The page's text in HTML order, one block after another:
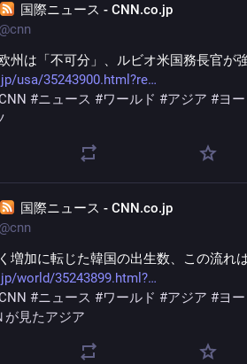
国際ニュース - CNN.co.jp
@cnn
州は「不可分」、ルビオ米国務長官が
usa/35243900.html?re
#ニュース #ワールド #アジア #ヨ
国際ニュース - CNN.co.jp
@cnn
増加に転じた韓国の出生数、この流れ
world/35243899.html?
#ニュース #ワールド #アジア #ヨ
が見たアジア